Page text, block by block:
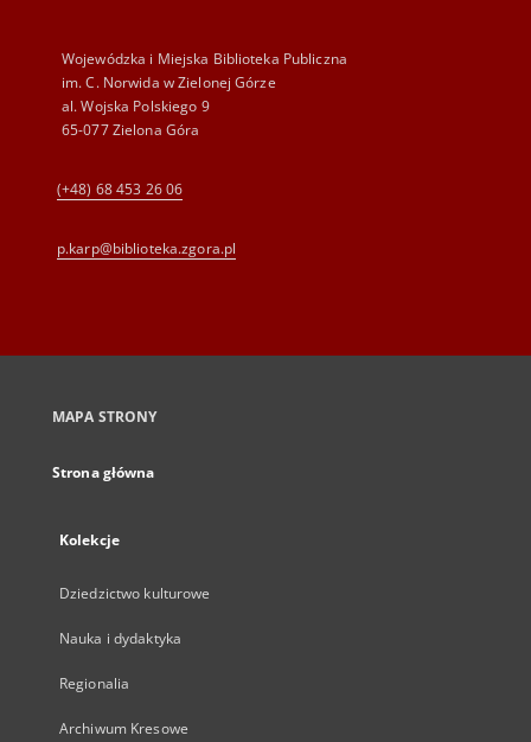
Wojewódzka i Miejska Biblioteka Publiczna
im. C. Norwida w Zielonej Górze
al. Wojska Polskiego 9
65-077 Zielona Góra
(+48) 68 453 26 06
p.karp@biblioteka.zgora.pl
MAPA STRONY
Strona główna
Kolekcje
Dziedzictwo kulturowe
Nauka i dydaktyka
Regionalia
Archiwum Kresowe